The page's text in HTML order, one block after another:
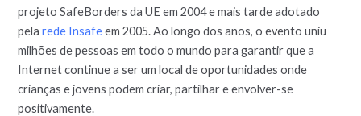
projeto SafeBorders da UE em 2004 e mais tarde adotado
pelarede Insafeem 2005. Ao longo dos anos, o evento uniu
milhões de pessoas em todo o mundo para garantir que a
Internet continue a ser um local de oportunidades onde
crianças e jovens podem criar, partilhar e envolver-se
positivamente.